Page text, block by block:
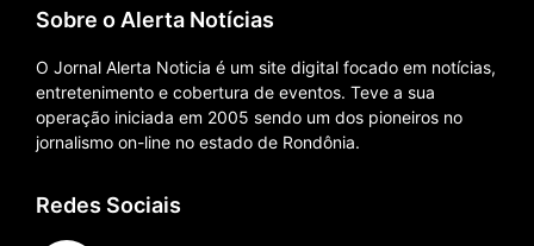
Sobre o Alerta Notícias
O Jornal Alerta Noticia é um site digital focado em notícias,
entretenimento e cobertura de eventos. Teve a sua
operação iniciada em 2005 sendo um dos pioneiros no
jornalismo on-line no estado de Rondônia.
Redes Sociais